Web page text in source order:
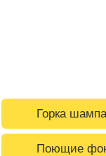
Горка
Поющие